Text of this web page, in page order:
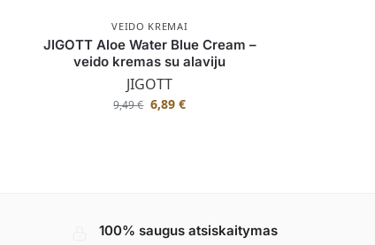
VEIDO KREMAI
JIGOTT Aloe Water Blue Cream –
veido kremas su alaviju
JIGOTT
9,49€ 6,89€
100% saugus atsiskaitymas